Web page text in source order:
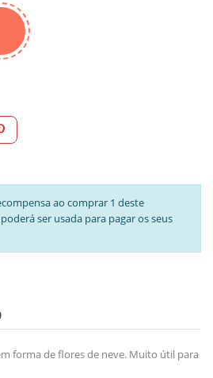
ao comprar 1 deste
ser usada para pagar os seus
forma de flores de neve. Muito útil para